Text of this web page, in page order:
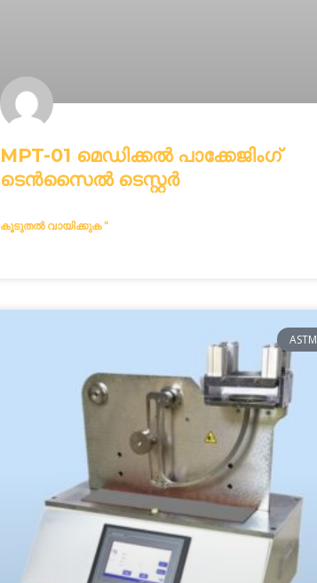
MPT-01 മെഡിക്കൽ പാക്കേജിംഗ്
ടെൻസൈൽ ടെസ്റ്റർ
കൂടുതൽ വായിക്കുക "
ASTM